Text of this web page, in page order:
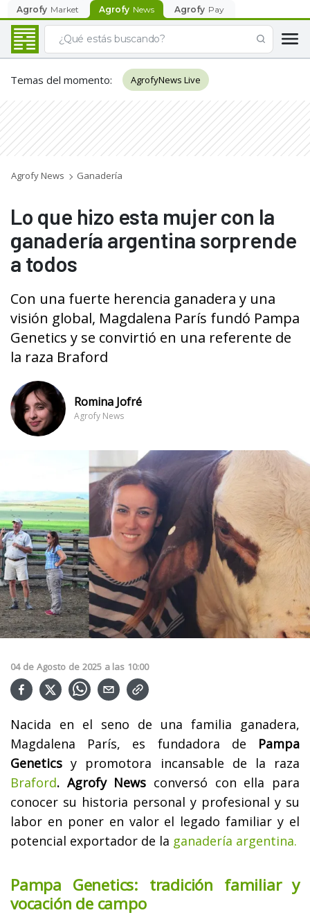
Agrofy Market Agrofy News Agrofy Pay
Temas del momento: AgrofyNews Live
Agrofy News Ganadería
Lo que hizo esta mujer con la
ganadería argentina sorprende
a todos
Con una fuerte herencia ganadera y una
visión global, Magdalena París fundó Pampa
Genetics y se convirtió en una referente de
la raza Braford
Romina Jofré
Agrofy News
04 de Agosto de 2025 a las 10:00
Nacida en el seno de una familia ganadera,
Magdalena París, es fundadora de Pampa
Genetics y promotora incansable de la raza
Braford. Agrofy News conversó con ella para
conocer su historia personal y profesional y su
labor en poner en valor el legado familiar y el
potencial exportador de la ganadería argentina.
Pampa Genetics: tradición familiar y
vocación de campo